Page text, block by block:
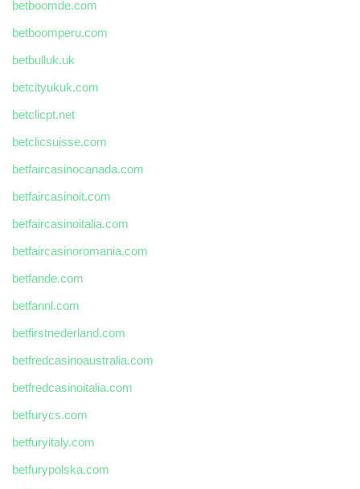
betboomde.com
betboomperu.com
betbulluk.uk
betcityukuk.com
betclicpt.net
betclicsuisse.com
betfaircasinocanada.com
betfaircasinoit.com
betfaircasinoitalia.com
betfaircasinoromania.com
betfande.com
betfannl.com
betfirstnederland.com
betfredcasinoaustralia.com
betfredcasinoitalia.com
betfurycs.com
betfuryitaly.com
betfurypolska.com